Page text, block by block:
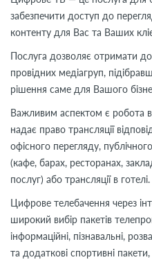
забезпечити доступ до
контенту для Вас та Ваших
Послуга дозволяє отримати
провідних медіагруп,
рішення саме для Вашого
Важливим аспектом є робота
надає право трансляції
офісного перегляду,
(кафе, барах, ресторанах,
послуг) або трансляції в готелі.
Цифрове телебачення через
широкий вибір пакетів
інформаційні, пізнавальні,
та додаткові спортивні